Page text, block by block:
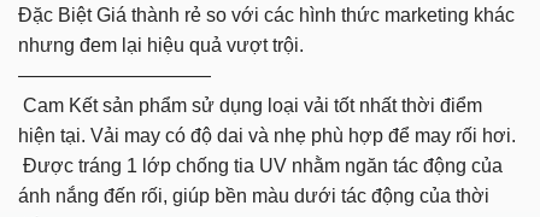
Đặc Biệt Giá thành rẻ so với các hình thức marketing khác
nhưng đem lại hiệu quả vượt trội.
——————————
Cam Kết sản phẩm sử dụng loại vải tốt nhất thời điểm
hiện tại. Vải may có độ dai và nhẹ phù hợp để may rối hơi.
Được tráng 1 lớp chống tia UV nhằm ngăn tác động của
ánh nắng đến rối, giúp bền màu dưới tác động của thời